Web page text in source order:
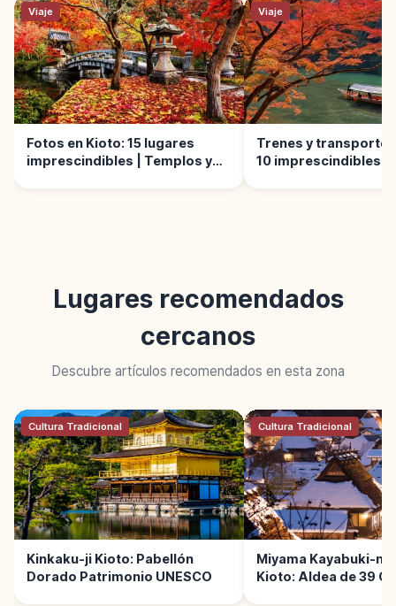
Viaje
Fotos en Kioto: 15 lugares
imprescindibles | Templos y
Viaje
Trenes y
10 imprescindibles |
Lugares recomendados
cercanos
Descubre artículos recomendados en esta zona
Cultura Tradicional
Kinkaku-ji Kioto: Pabellón
Dorado Patrimonio UNESCO
Cultura Tradicional
Miyama Kayabuki-
Kioto: Aldea de 39